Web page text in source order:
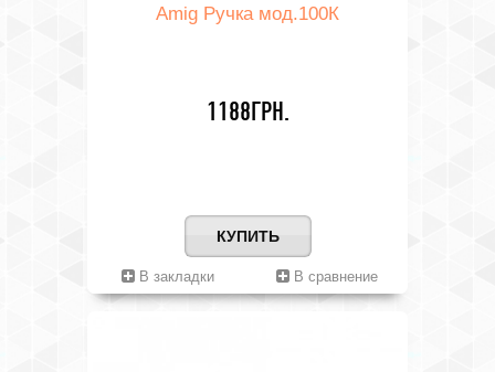
Amig Ручка мод.100К
1188ГРН.
КУПИТЬ
В закладки В сравнение